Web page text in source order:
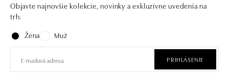
Objavte najnovšie kolekcie, novinky a exkluzívne uvedenia na
trh.
Žena
Muž
PRIHLÁSENIE